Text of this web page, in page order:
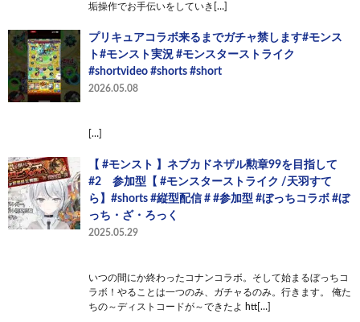
垢操作でお手伝いをしていき[…]
プリキュアコラボ来るまでガチャ禁します#モンス
ト#モンスト実況 #モンスターストライク
#shortvideo #shorts #short
2026.05.08
[…]
【 #モンスト 】ネブカドネザル勲章99を目指して
#2 参加型【 #モンスターストライク /天羽すて
ら】#shorts #縦型配信 # #参加型 #ぼっちコラボ #ぼ
っち・ざ・ろっく
2025.05.29
いつの間にか終わったコナンコラボ。そして始まるぼっちコ
ラボ！やることは一つのみ、ガチャるのみ。行きます。 俺た
ちの～ディストコードが～できたよ htt[…]